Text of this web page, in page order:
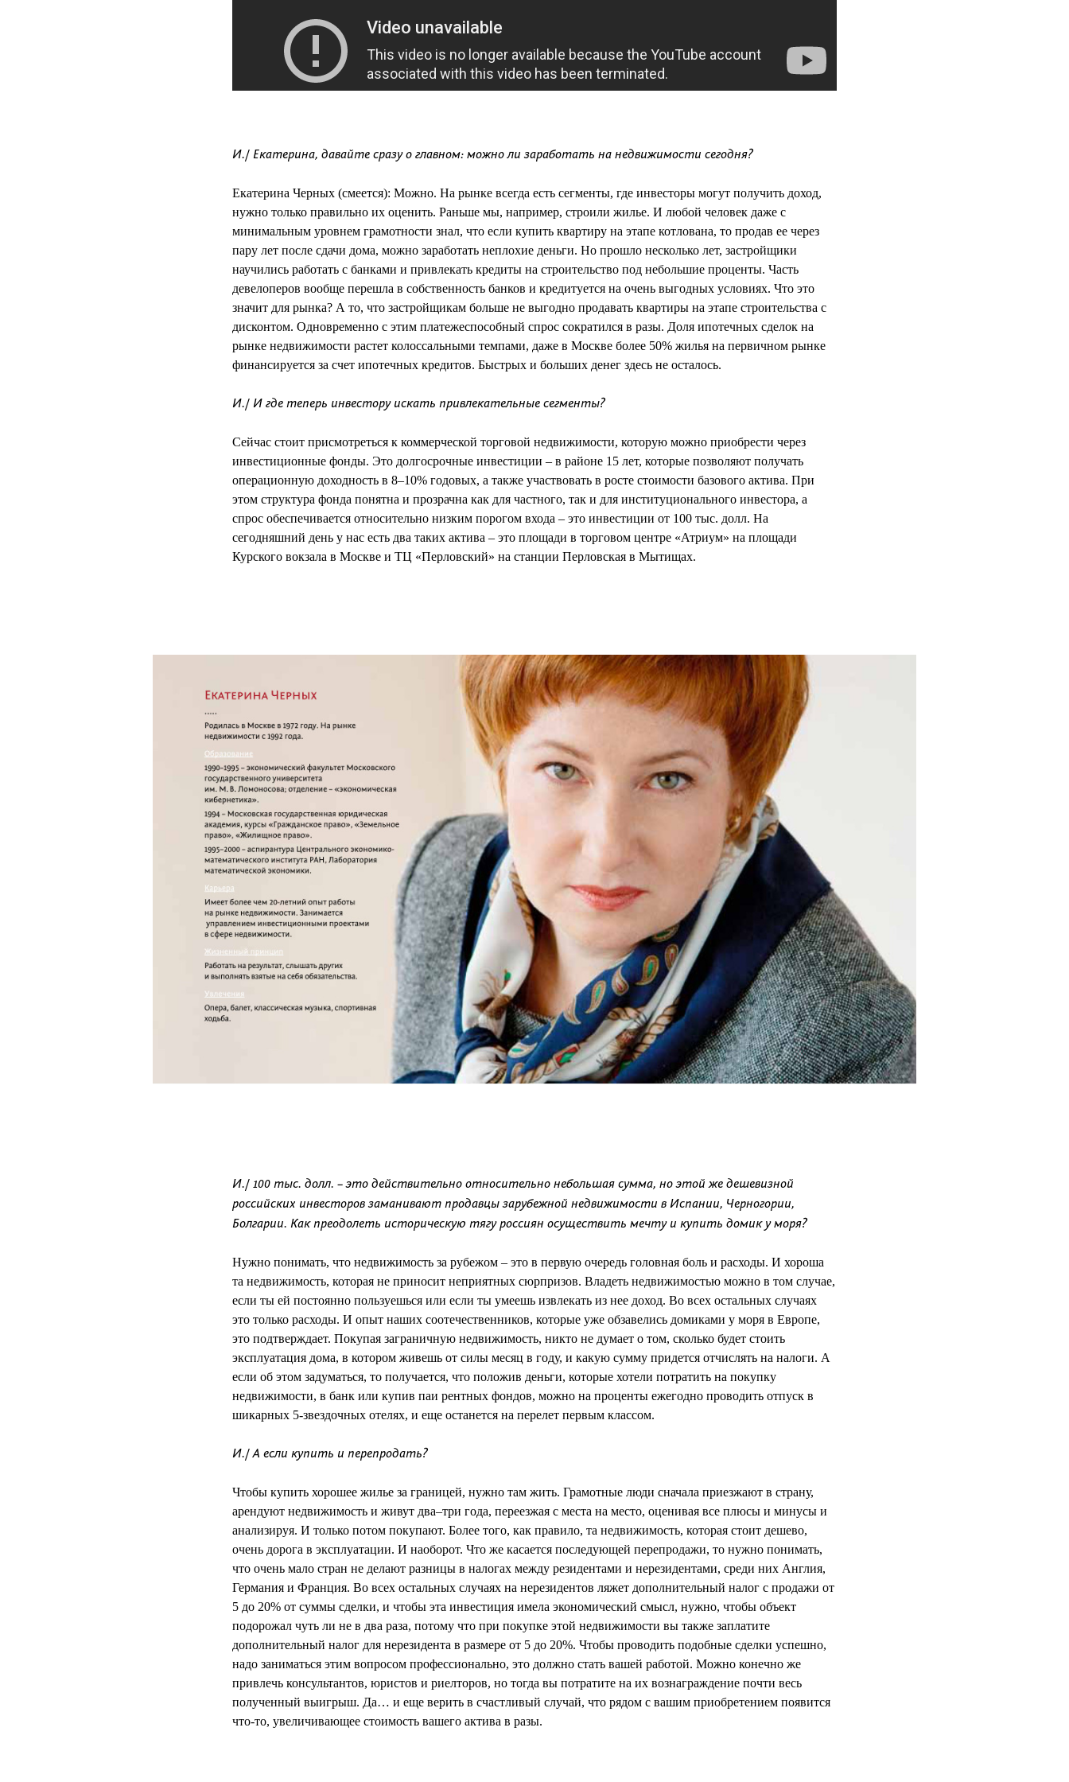
И./ Екатерина, давайте сразу о главном: можно ли заработать на недвижимости сегодня?
Екатерина Черных (смеется): Можно. На рынке всегда есть сегменты, где инвесторы могут получить доход,
нужно только правильно их оценить. Раньше мы, например, строили жилье. И любой человек даже с
минимальным уровнем грамотности знал, что если купить квартиру на этапе котлована, то продав ее через
пару лет после сдачи дома, можно заработать неплохие деньги. Но прошло несколько лет, застройщики
научились работать с банками и привлекать кредиты на строительство под небольшие проценты. Часть
девелоперов вообще перешла в собственность банков и кредитуется на очень выгодных условиях. Что это
значит для рынка? А то, что застройщикам больше не выгодно продавать квартиры на этапе строительства с
дисконтом. Одновременно с этим платежеспособный спрос сократился в разы. Доля ипотечных сделок на
рынке недвижимости растет колоссальными темпами, даже в Москве более 50% жилья на первичном рынке
финансируется за счет ипотечных кредитов. Быстрых и больших денег здесь не осталось.
И./ И где теперь инвестору искать привлекательные сегменты?
Сейчас стоит присмотреться к коммерческой торговой недвижимости, которую можно приобрести через
инвестиционные фонды. Это долгосрочные инвестиции – в районе 15 лет, которые позволяют получать
операционную доходность в 8–10% годовых, а также участвовать в росте стоимости базового актива. При
этом структура фонда понятна и прозрачна как для частного, так и для институционального инвестора, а
спрос обеспечивается относительно низким порогом входа – это инвестиции от 100 тыс. долл. На
сегодняшний день у нас есть два таких актива – это площади в торговом центре «Атриум» на площади
Курского вокзала в Москве и ТЦ «Перловский» на станции Перловская в Мытищах.
И./ 100 тыс. долл. – это действительно относительно небольшая сумма, но этой же дешевизной
российских инвесторов заманивают продавцы зарубежной недвижимости в Испании, Черногории,
Болгарии. Как преодолеть историческую тягу россиян осуществить мечту и купить домик у моря?
Нужно понимать, что недвижимость за рубежом – это в первую очередь головная боль и расходы. И хороша
та недвижимость, которая не приносит неприятных сюрпризов. Владеть недвижимостью можно в том случае,
если ты ей постоянно пользуешься или если ты умеешь извлекать из нее доход. Во всех остальных случаях
это только расходы. И опыт наших соотечественников, которые уже обзавелись домиками у моря в Европе,
это подтверждает. Покупая заграничную недвижимость, никто не думает о том, сколько будет стоить
эксплуатация дома, в котором живешь от силы месяц в году, и какую сумму придется отчислять на налоги. А
если об этом задуматься, то получается, что положив деньги, которые хотели потратить на покупку
недвижимости, в банк или купив паи рентных фондов, можно на проценты ежегодно проводить отпуск в
шикарных 5-звездочных отелях, и еще останется на перелет первым классом.
И./ А если купить и перепродать?
Чтобы купить хорошее жилье за границей, нужно там жить. Грамотные люди сначала приезжают в страну,
арендуют недвижимость и живут два–три года, переезжая с места на место, оценивая все плюсы и минусы и
анализируя. И только потом покупают. Более того, как правило, та недвижимость, которая стоит дешево,
очень дорога в эксплуатации. И наоборот. Что же касается последующей перепродажи, то нужно понимать,
что очень мало стран не делают разницы в налогах между резидентами и нерезидентами, среди них Англия,
Германия и Франция. Во всех остальных случаях на нерезидентов ляжет дополнительный налог с продажи от
5 до 20% от суммы сделки, и чтобы эта инвестиция имела экономический смысл, нужно, чтобы объект
подорожал чуть ли не в два раза, потому что при покупке этой недвижимости вы также заплатите
дополнительный налог для нерезидента в размере от 5 до 20%. Чтобы проводить подобные сделки успешно,
надо заниматься этим вопросом профессионально, это должно стать вашей работой. Можно конечно же
привлечь консультантов, юристов и риелторов, но тогда вы потратите на их вознаграждение почти весь
полученный выигрыш. Да… и еще верить в счастливый случай, что рядом с вашим приобретением появится
что-то, увеличивающее стоимость вашего актива в разы.